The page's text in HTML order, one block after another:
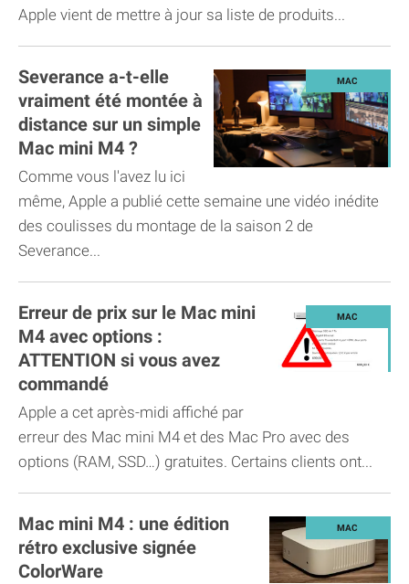
Apple vient de mettre à jour sa liste de produits...
Severance a-t-elle
vraiment été montée à
distance sur un simple
Mac mini M4 ?
Comme vous l'avez lu ici
même, Apple a publié cette semaine une vidéo inédite
des coulisses du montage de la saison 2 de
Severance...
Erreur de prix sur le Mac mini
M4 avec options :
ATTENTION si vous avez
commandé
Apple a cet après-midi affiché par
erreur des Mac mini M4 et des Mac Pro avec des
options (RAM, SSD…) gratuites. Certains clients ont...
Mac mini M4 : une édition
rétro exclusive signée
ColorWare